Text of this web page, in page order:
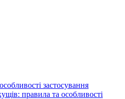
застосування
правила та особливості